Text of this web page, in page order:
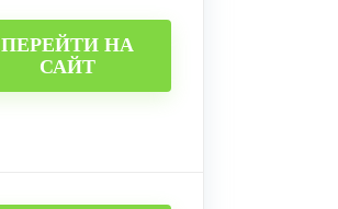
ПЕРЕЙТИ НА
САЙТ